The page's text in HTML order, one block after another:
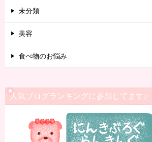
未分類
美容
食べ物のお悩み
人気ブログランキングに参加してます♪